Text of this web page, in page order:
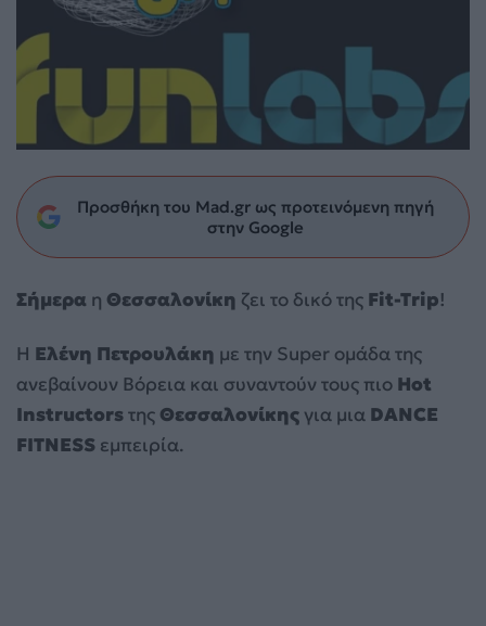
Προσθήκη του Mad.gr ως προτεινόμενη πηγή
στην Google
Σήμερα η Θεσσαλονίκη ζει το δικό της Fit-Trip!
H Ελένη Πετρουλάκη με την Super ομάδα της
ανεβαίνουν Βόρεια και συναντούν τους πιο Hot
Instructorsτης Θεσσαλονίκης για μια DANCE
FITNESS εμπειρία.